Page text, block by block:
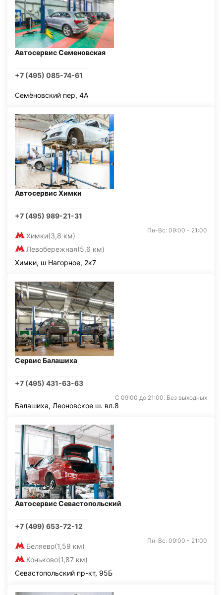
Автосервис Семеновская
+7 (495) 085-74-61
Семёновский пер, 4А
Автосервис Химки
+7 (495) 989-21-31
Химки(3,8 км)
Левобережная(5,6 км)
Пн-Вс: 09:00 - 21:00
Химки, ш Нагорное, 2к7
Сервис Балашиха
+7 (495) 431-63-63
С 09:00 до 21:00. Без выходных
Балашиха, Леоновское ш. вл.8
Автосервис Севастопольский
+7 (499) 653-72-12
Беляево(1,59 км)
Коньково(1,87 км)
Пн-Вс: 09:00 - 21:00
Севастопольский пр-кт, 95Б